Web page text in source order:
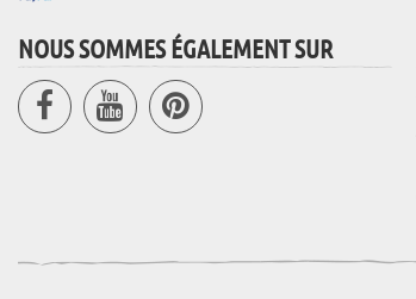
NOUS SOMMES ÉGALEMENT SUR